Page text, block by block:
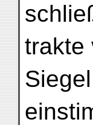
trakte